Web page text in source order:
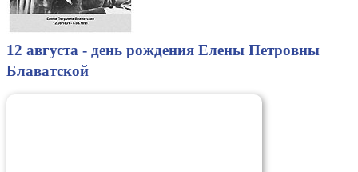
12 августа - день рождения Елены Петровны
Блаватской